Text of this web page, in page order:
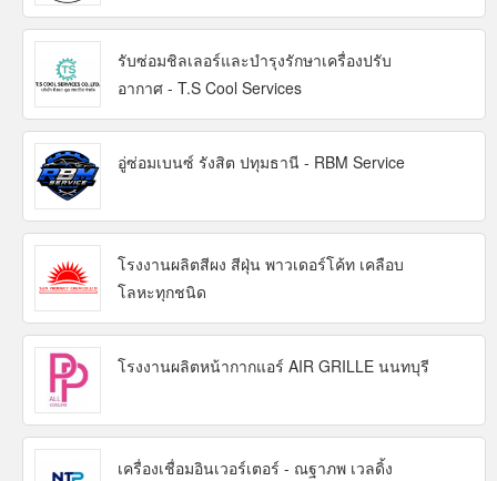
รับซ่อมชิลเลอร์และบำรุงรักษาเครื่องปรับ
อากาศ - T.S Cool Services
อู่ซ่อมเบนซ์ รังสิต ปทุมธานี - RBM Service
โรงงานผลิตสีผง สีฝุ่น พาวเดอร์โค้ท เคลือบ
โลหะทุกชนิด
โรงงานผลิตหน้ากากแอร์ AIR GRILLE นนทบุรี
เครื่องเชื่อมอินเวอร์เตอร์ - ณฐาภพ เวลดิ้ง